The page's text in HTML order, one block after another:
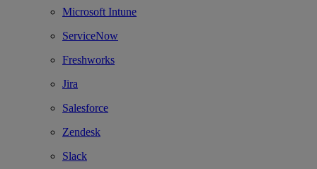
Microsoft Intune
ServiceNow
Freshworks
Jira
Salesforce
Zendesk
Slack